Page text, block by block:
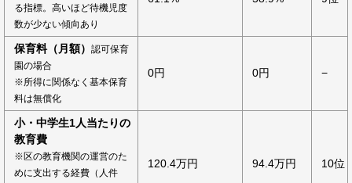
る指標。高いほど待機児度
数が少ない傾向あり
保育料（月額）
認可保育
園の場合
※所得に関係なく基本保育
料は無償化
0円 0円 −
小・中学生1人当たりの
教育費
※区の教育機関の運営のた
めに支出する経費（人件
120.4万円 94.4万円 10位